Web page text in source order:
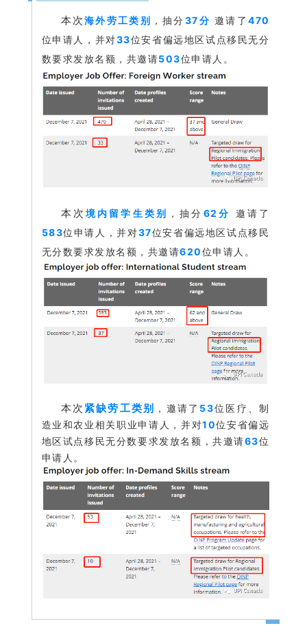
本 次海外劳工类别 ，抽分37分 邀请了470
位申请人，并对33位安省偏远地区试点移民无分
数要求发放名额，共邀请503位申请人。
本次 境内留学生类别 ，抽分 62分
邀请了
583位申请人，并对37位安省偏远地区试点移民
无分数要求发放名额，共邀请620位申 请人。
本次 紧缺劳工类别 ， 邀请了 53位医疗、制
造业和农业相关职业申请人，并对10位安省偏远
地区试点移民无分数要求发放名额，共邀请63位
申请人。